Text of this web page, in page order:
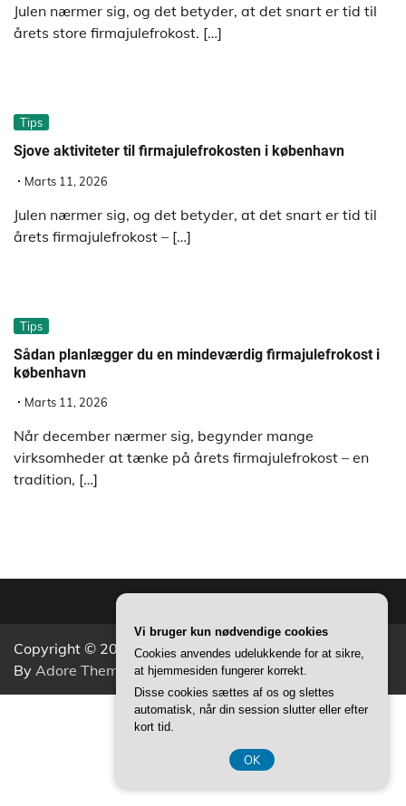
Julen nærmer sig, og det betyder, at det snart er tid til
årets store firmajulefrokost. […]
Tips
Sjove aktiviteter til firmajulefrokosten i københavn
Marts 11, 2026
Julen nærmer sig, og det betyder, at det snart er tid til
årets firmajulefrokost – […]
Tips
Sådan planlægger du en mindeværdig firmajulefrokost i
københavn
Marts 11, 2026
Når december nærmer sig, begynder mange
virksomheder at tænke på årets firmajulefrokost – en
tradition, […]
Copyright © 2026Aktivitets Nyt Theme: Popular News
By Adore Themes .
CVR 37407739
Vi bruger kun nødvendige cookies
Cookies anvendes udelukkende for at sikre,
at hjemmesiden fungerer korrekt.
Disse cookies sættes af os og slettes
automatisk, når din session slutter eller efter
kort tid.
OK